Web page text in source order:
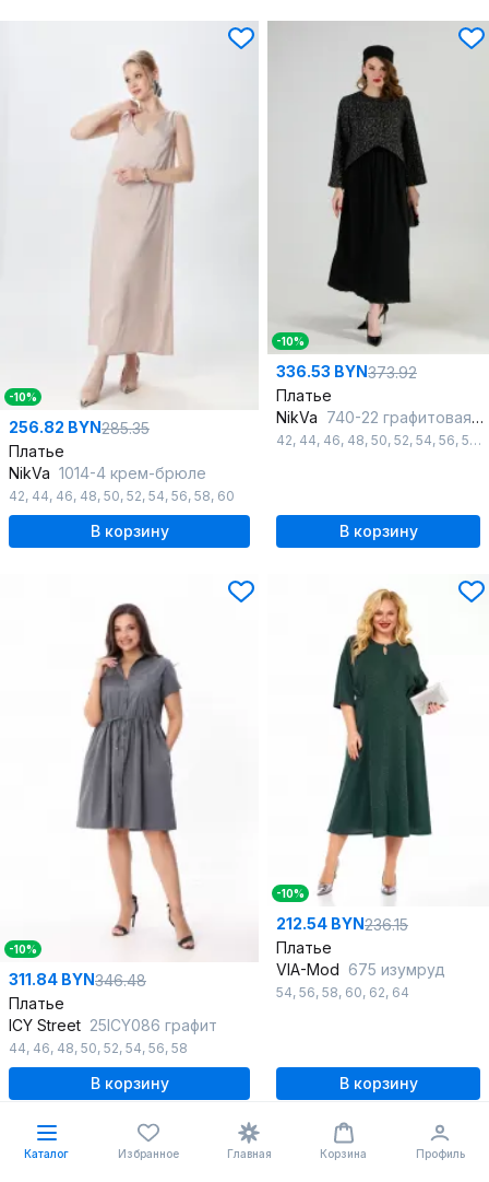
-10%
256.82 BYN285.35
Платье
NikVa 1014-4 крем-брюле
42, 44, 46, 48, 50, 52, 54, 56, 58, 60
В корзину
-10%
336.53 BYN373.92
Платье
NikVa 740-22 графитовая_абстракция/чёрный
42, 44, 46, 48, 50, 52, 54, 56, 58 ,
В корзину
-10%
311.84 BYN346.48
Платье
ICY Street 25ICY086 графит
44, 46, 48, 50, 52, 54, 56, 58
В корзину
-10%
212.54 BYN236.15
Платье
VIA-Mod 675 изумруд
54, 56, 58, 60, 62, 64
В корзину
Каталог
Избранное Главная Корзина Профиль